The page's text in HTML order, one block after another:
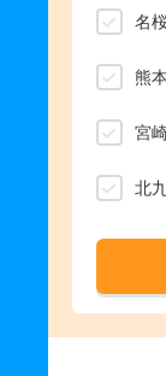
名
熊
宮
北